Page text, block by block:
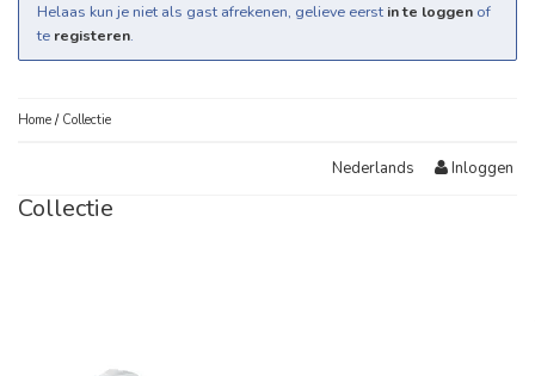
Helaas kun je niet als gast afrekenen, gelieve eerst in te loggen of
te registeren.
Home / Collectie
Nederlands Inloggen
Collectie